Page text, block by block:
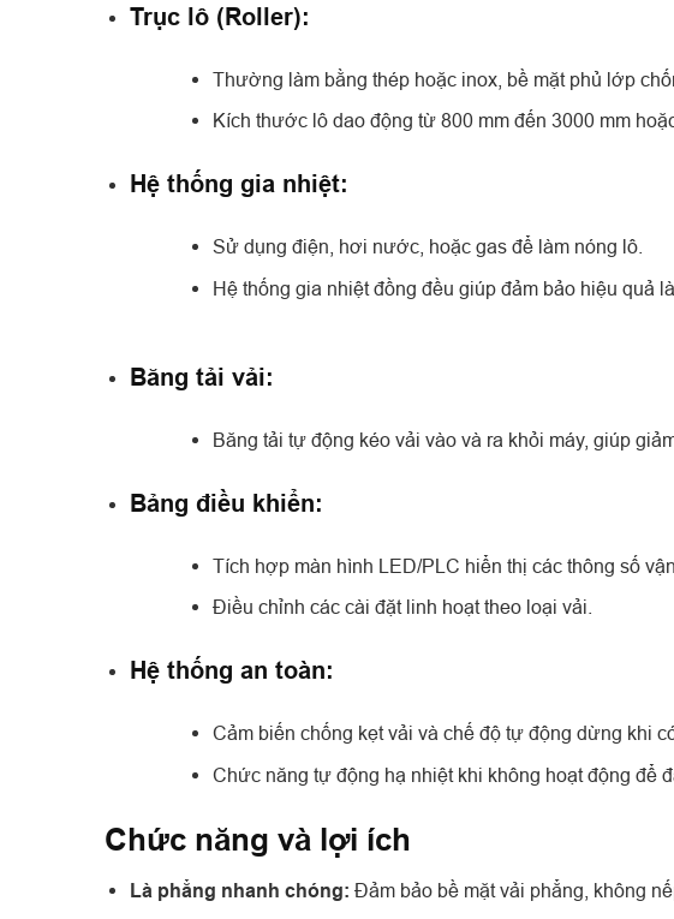
Trục lô (Roller):
Thường làm bằng thép hoặc inox, bề mặt phủ lớp
Kích thước lô dao động từ 800 mm đến 3000 mm
Hệ thống gia nhiệt:
Sử dụng điện, hơi nước, hoặc gas để làm nóng lô.
Hệ thống gia nhiệt đồng đều giúp đảm bảo hiệu quả
Băng tải vải:
Băng tải tự động kéo vải vào và ra khỏi máy, giúp
Bảng điều khiển:
Tích hợp màn hình LED/PLC hiển thị các thông số
Điều chỉnh các cài đặt linh hoạt theo loại vải.
Hệ thống an toàn:
Cảm biến chống kẹt vải và chế độ tự động dừng khi
Chức năng tự động hạ nhiệt khi không hoạt động để
Chức năng và lợi ích
Là phẳng nhanh chóng: Đảm bảo bề mặt vải phẳng, không